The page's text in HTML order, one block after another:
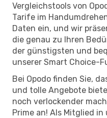
Vergleichstools von
Tarife im
Daten ein, und wir
die genau zu Ihren
der günstigsten und
unserer Smart Choice-
Bei Opodo finden Sie,
und tolle Angebote
noch verlockender
Prime an! Als Mitglied